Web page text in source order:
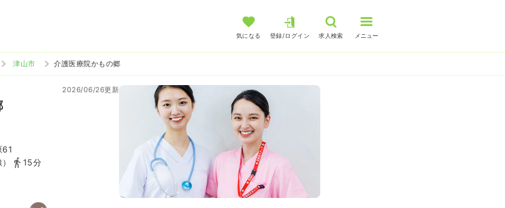
気になる 登録/ログイン 求人検索 メニュー
津山市 介護医療院かもの郷
2026/06/26更新
61
15分